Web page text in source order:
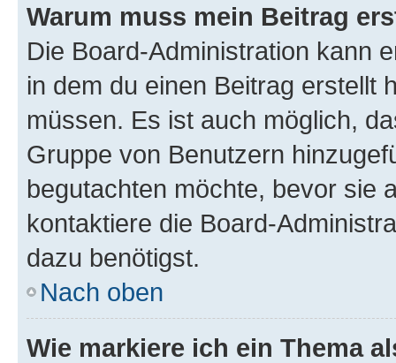
Warum muss mein Beitrag
Die Board-Administration kann
in dem du einen Beitrag erstellt
müssen. Es ist auch möglich,
Gruppe von Benutzern
begutachten möchte, bevor sie
kontaktiere die Board-
dazu benötigst.
Nach oben
Wie markiere ich ein Thema